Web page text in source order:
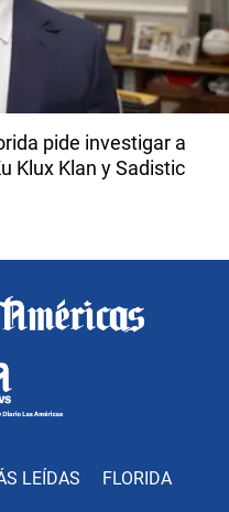
pide investigar a
Klux Klan y Sadistic
LEÍDAS FLORIDA